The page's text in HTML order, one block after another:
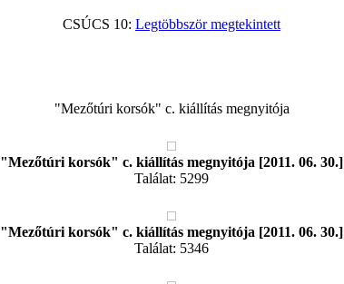
CSÚCS 10: Legtöbbször megtekintett
"Mezőtúri korsók" c. kiállítás megnyitója
"Mezőtúri korsók" c. kiállítás megnyitója [2011. 06. 30.]
Találat: 5299
"Mezőtúri korsók" c. kiállítás megnyitója [2011. 06. 30.]
Találat: 5346